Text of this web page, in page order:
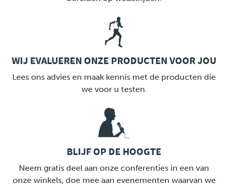
LINK
WIJ EVALUEREN ONZE PRODUCTEN VOOR JOU
Lees ons advies en maak kennis met de producten die
we voor u testen.
LINK
BLIJF OP DE HOOGTE
Neem gratis deel aan onze conferenties in een van
onze winkels, doe mee aan evenementen waarvan we